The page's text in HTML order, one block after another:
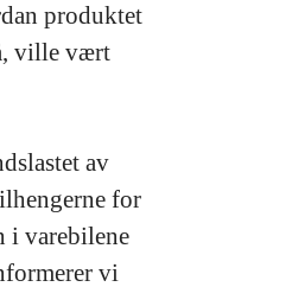
produktet
ville vært
av
for
i varebilene
vi